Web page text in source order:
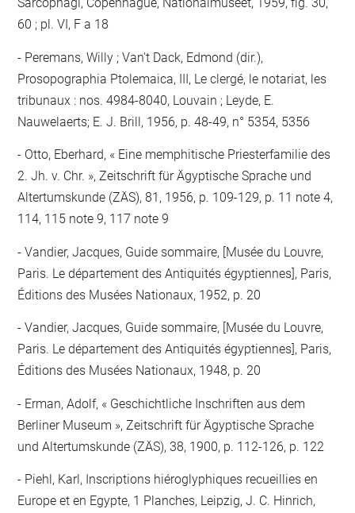
60 ; pl. VI, F a 18
Peremans, Willy ; Van't Dack, Edmond (dir.),
Prosopographia Ptolemaica, III, Le clergé, le notariat, les
tribunaux : nos. 4984-8040, Louvain ; Leyde, E.
Nauwelaerts; E. J. Brill, 1956, p. 48-49, n° 5354, 5356
Otto, Eberhard, « Eine memphitische Priesterfamilie des
2. Jh. v. Chr. », Zeitschrift für Ägyptische Sprache und
Altertumskunde (ZÄS), 81, 1956, p. 109-129, p. 11 note 4,
114, 115 note 9, 117 note 9
Vandier, Jacques, Guide sommaire, [Musée du Louvre,
Paris. Le département des Antiquités égyptiennes], Paris,
Éditions des Musées Nationaux, 1952, p. 20
Vandier, Jacques, Guide sommaire, [Musée du Louvre,
Paris. Le département des Antiquités égyptiennes], Paris,
Éditions des Musées Nationaux, 1948, p. 20
Erman, Adolf, « Geschichtliche Inschriften aus dem
Berliner Museum », Zeitschrift für Ägyptische Sprache
und Altertumskunde (ZÄS), 38, 1900, p. 112-126, p. 122
Piehl, Karl, Inscriptions hiéroglyphiques recueillies en
Europe et en Egypte, 1 Planches, Leipzig, J. C. Hinrich,